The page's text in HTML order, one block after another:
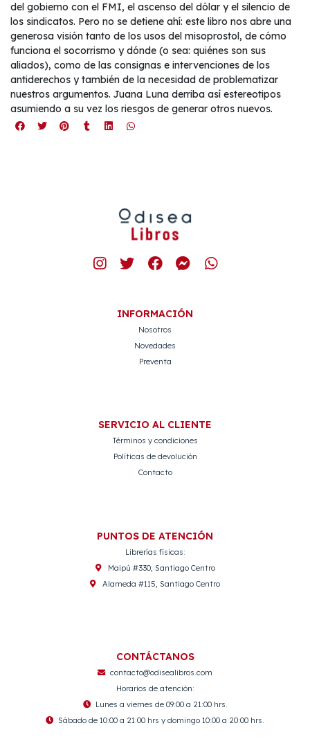
del gobierno con el FMI, el ascenso del dólar y el silencio de
los sindicatos. Pero no se detiene ahí: este libro nos abre una
generosa visión tanto de los usos del misoprostol, de cómo
funciona el socorrismo y dónde (o sea: quiénes son sus
aliados), como de las consignas e intervenciones de los
antiderechos y también de la necesidad de problematizar
nuestros argumentos. Juana Luna derriba así estereotipos
asumiendo a su vez los riesgos de generar otros nuevos.
INFORMACIÓN
Nosotros
Novedades
Preventa
SERVICIO AL CLIENTE
Términos y condiciones
Políticas de devolución
Contacto
PUNTOS DE ATENCIÓN
Librerías físicas:
Maipú #330, Santiago Centro
Alameda #115, Santiago Centro
CONTÁCTANOS
contacto@odisealibros.com
Horarios de atención:
Lunes a viernes de 09:00 a 21:00 hrs.
Sábado de 10:00 a 21:00 hrs y domingo 10:00 a 20:00 hrs.